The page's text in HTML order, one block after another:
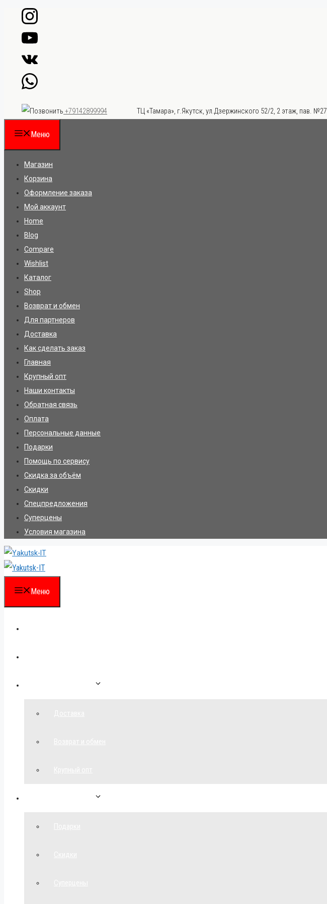
Перейти
содержимому
+79142899994 ТЦ «Тамара», г.Якутск, ул.Дзержинского 52/2, 2 этаж, пав. №27
Меню
Магазин
Корзина
Оформление заказа
Мой аккаунт
Home
Blog
Compare
Wishlist
Каталог
Shop
Возврат и обмен
Для партнеров
Доставка
Как сделать заказ
Главная
Крупный опт
Наши контакты
Обратная связь
Оплата
Персональные данные
Подарки
Помощь по сервису
Скидка за объём
Скидки
Спецпредложения
Суперцены
Условия магазина
Меню